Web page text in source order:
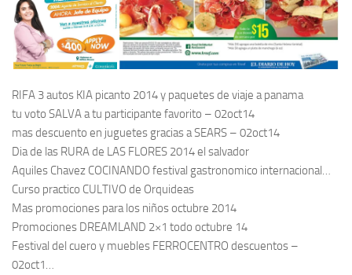
RIFA 3 autos KIA picanto 2014 y paquetes de viaje a panama
tu voto SALVA a tu participante favorito – 02oct14
mas descuento en juguetes gracias a SEARS – 02oct14
Dia de las RURA de LAS FLORES 2014 el salvador
Aquiles Chavez COCINANDO festival gastronomico internacional…
Curso practico CULTIVO de Orquideas
Mas promociones para los niños octubre 2014
Promociones DREAMLAND 2×1 todo octubre 14
Festival del cuero y muebles FERROCENTRO descuentos –
02oct1…